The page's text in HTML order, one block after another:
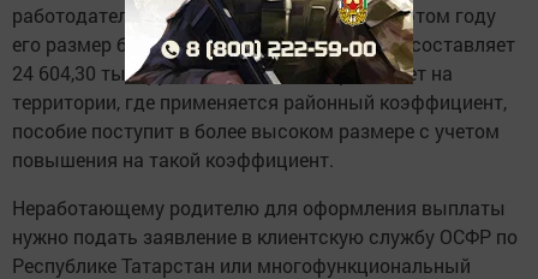
работодателю, чтобы получить пособие. В этом году
его размер был проиндексирован на 7,4% и составляет
24 604,30 тыс. рублей. Если семья проживает на
территории, где применяется районный коэффициент,
пособие поступит в более высоком размере с учетом
повышения на такой коэффициент.
Неработающему родителю для оформления выплаты
нужно подать заявление в клиентскую службу ОСФР по
Республике Татарстан или многофункциональный